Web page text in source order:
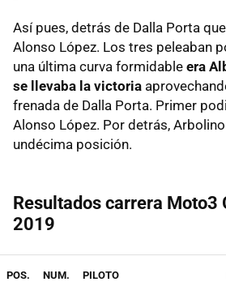
Así pues, detrás de Dalla Porta
Alonso López. Los tres peleaban
una última curva formidable era
se llevaba la victoria
frenada de Dalla Porta. Primer
Alonso López. Por detrás,
undécima posición.
Resultados carrera Moto3
2019
POS. NUM. PILOTO